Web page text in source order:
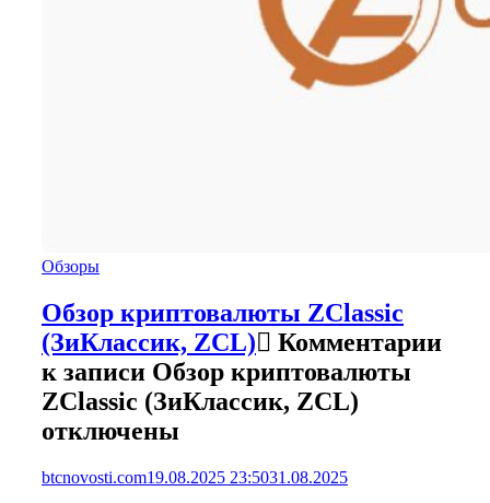
Обзоры
Обзор криптовалюты ZClassic
(ЗиКлассик, ZCL)
Комментарии
к записи Обзор криптовалюты
ZClassic (ЗиКлассик, ZCL)
отключены
btcnovosti.com19.08.2025 23:5031.08.2025